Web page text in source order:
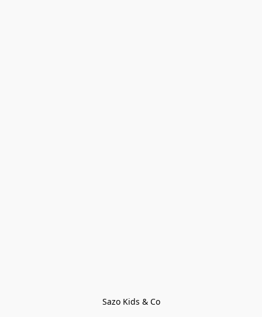
Sazo Kids & Co